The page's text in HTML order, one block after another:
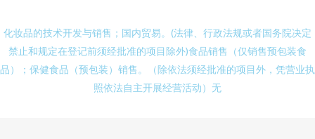
化妆品的技术开发与销售；国内贸易。(法律、行政法规或者国务院决定
禁止和规定在登记前须经批准的项目除外)食品销售（仅销售预包装食
品）；保健食品（预包装）销售。（除依法须经批准的项目外，凭营业执
照依法自主开展经营活动）无